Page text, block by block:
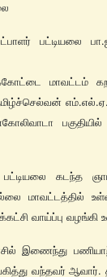
பட்டியலை
மாவட்டம்
பகுதியில்
கடந்த
மாவட்டத்தில்
வாய்ப்பு வழங்கி
இணைந்து
வந்தவர்